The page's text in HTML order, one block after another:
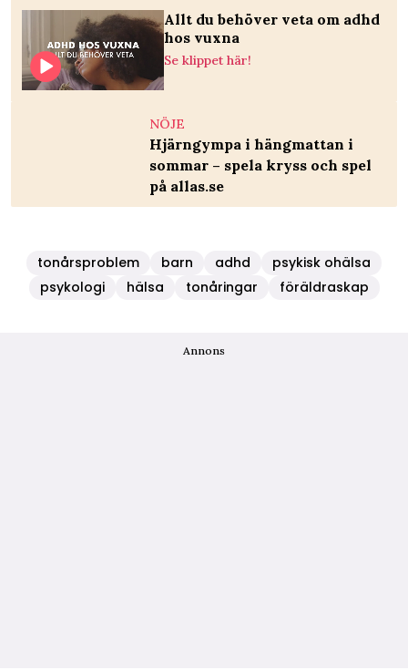
Allt du behöver veta om adhd
hos vuxna
Se klippet här!
NÖJE
Hjärngympa i hängmattan i
sommar – spela kryss och spel
på allas.se
tonårsproblem barn adhd
psykisk ohälsa
psykologi
hälsa tonåringar föräldraskap
Annons